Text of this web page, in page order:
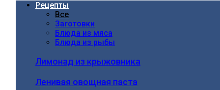
Рецепты
Все
Заготовки
Блюда из мяса
Блюда из рыбы
Лимонад из крыжовника
Ленивая овощная паста